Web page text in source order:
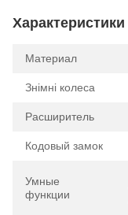
Характеристики
Материал
Знімні колеса
Расширитель
Кодовый замок
Умные
функции